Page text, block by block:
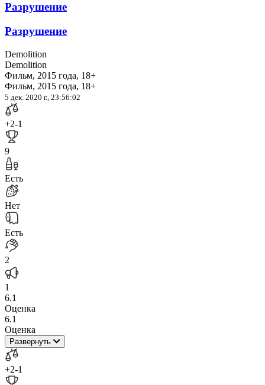
Разрушение
Разрушение
Demolition
Demolition
Фильм, 2015 года, 18+
Фильм, 2015 года, 18+
5 дек. 2020 г., 23:56:02
+2-1
9
Есть
Нет
Есть
2
1
6.1
Оценка
6.1
Оценка
Развернуть
+2-1